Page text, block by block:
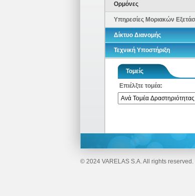
Ορμόνες
Υπηρεσίες Μοριακών
Δίκτυο Διανομής
Τεχνική Υποστήριξη
Τομείς
Επιέλξτε τομέα:
© 2024 VARELAS S.A. All rights reserved.